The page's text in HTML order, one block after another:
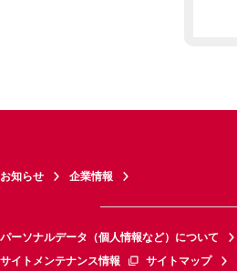
お知らせ 企業情報
パーソナルデータ（個人情報など）について
サイトメンテナンス情報
サイトマップ